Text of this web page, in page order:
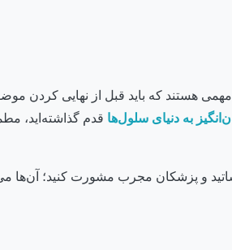
مهمی هستند که باید قبل از نهایی کردن
به دنیای سلول‌ها قدم گذاشته‌اید،
و پزشکان مجرب مشورت کنید؛ آن‌ها